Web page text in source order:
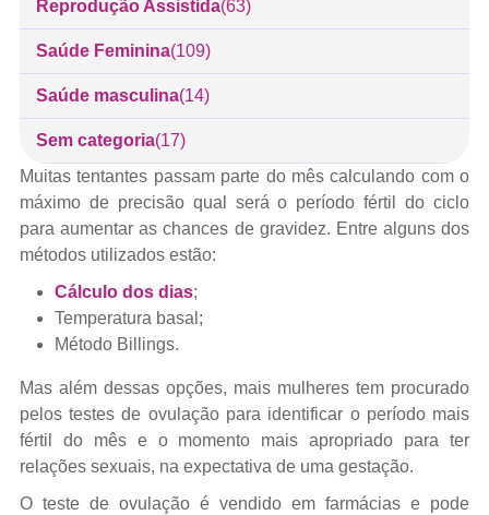
Reprodução Assistida(63)
Saúde Feminina(109)
Saúde masculina(14)
Sem categoria(17)
Muitas tentantes passam parte do mês calculando com o
máximo de precisão qual será o período fértil do ciclo
para aumentar as chances de gravidez. Entre alguns dos
métodos utilizados estão:
Cálculo dos dias;
Temperatura basal;
Método Billings.
Mas além dessas opções, mais mulheres tem procurado
pelos testes de ovulação para identificar o período mais
fértil do mês e o momento mais apropriado para ter
relações sexuais, na expectativa de uma gestação.
O teste de ovulação é vendido em farmácias e pode